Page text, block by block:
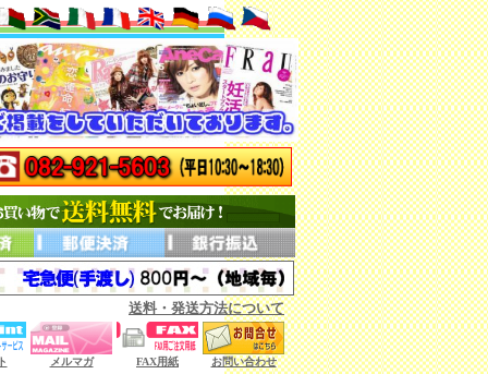
送料・発送方法について
メルマガ FAX用紙 お問い合わせ